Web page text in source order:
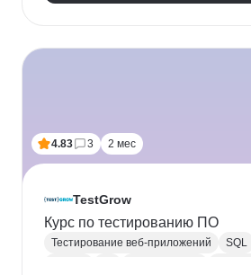
Тестирование мобильных приложений
Ручное тестирование
4.83 3 2 мес
TestGrow
Курс по тестированию ПО
Тестирование веб-приложений SQL